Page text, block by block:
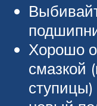
Хорошо
смазкой